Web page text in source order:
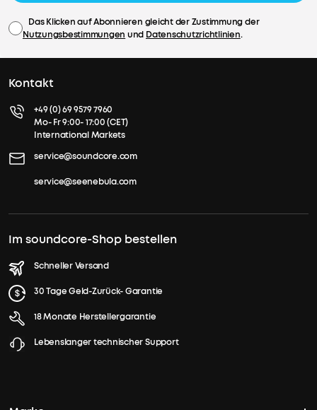
Das Klicken auf Abonnieren gleicht der Zustimmung der
Nutzungsbestimmungen und Datenschutzrichtlinien.
Kontakt
+49 (0) 69 9579 7960
Mo- Fr 9:00- 17:00 (CET)
International Markets
service@soundcore.com
service@seenebula.com
Im soundcore-Shop bestellen
Schneller Versand
30 Tage Geld-Zurück- Garantie
18 Monate Herstellergarantie
Lebenslanger technischer Support